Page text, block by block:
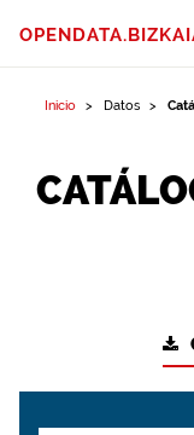
Inicio Datos